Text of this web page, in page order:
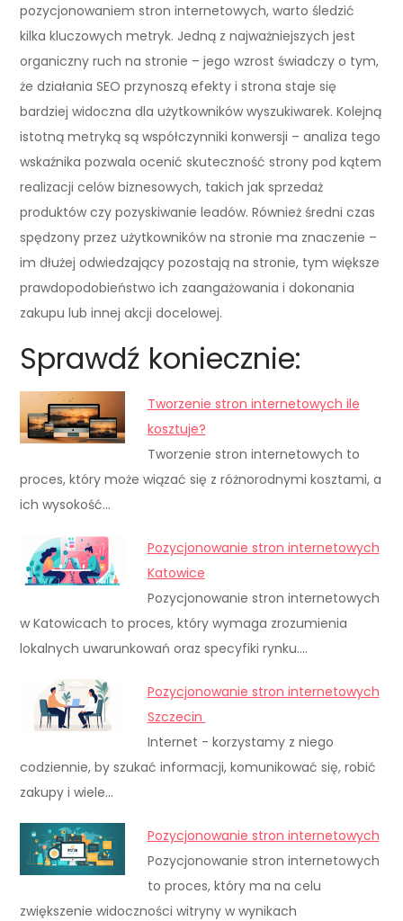
pozycjonowaniem stron internetowych, warto śledzić
kilka kluczowych metryk. Jedną z najważniejszych jest
organiczny ruch na stronie – jego wzrost świadczy o tym,
że działania SEO przynoszą efekty i strona staje się
bardziej widoczna dla użytkowników wyszukiwarek. Kolejną
istotną metryką są współczynniki konwersji – analiza tego
wskaźnika pozwala ocenić skuteczność strony pod kątem
realizacji celów biznesowych, takich jak sprzedaż
produktów czy pozyskiwanie leadów. Również średni czas
spędzony przez użytkowników na stronie ma znaczenie –
im dłużej odwiedzający pozostają na stronie, tym większe
prawdopodobieństwo ich zaangażowania i dokonania
zakupu lub innej akcji docelowej.
Sprawdź koniecznie:
Tworzenie stron internetowych ile
kosztuje?
Tworzenie stron internetowych to
proces, który może wiązać się z różnorodnymi kosztami, a
ich wysokość…
Pozycjonowanie stron internetowych
Katowice
Pozycjonowanie stron internetowych
w Katowicach to proces, który wymaga zrozumienia
lokalnych uwarunkowań oraz specyfiki rynku.…
Pozycjonowanie stron internetowych
Szczecin
Internet - korzystamy z niego
codziennie, by szukać informacji, komunikować się, robić
zakupy i wiele…
Pozycjonowanie stron internetowych
Pozycjonowanie stron internetowych
to proces, który ma na celu
zwiększenie widoczności witryny w wynikach